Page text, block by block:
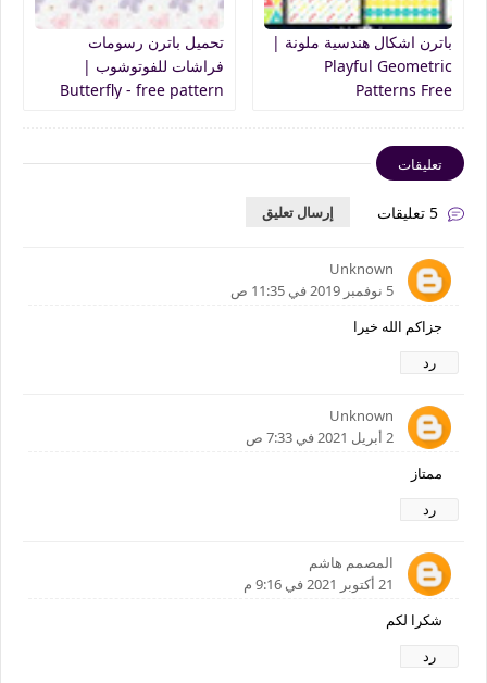
باترن اشكال هندسية ملونة |
Playful Geometric
Patterns Free
تحميل باترن رسومات
فراشات للفوتوشوب |
Butterfly - free pattern
تعليقات
إرسال تعليق
Unknown
5 نوفمبر 2019 في 11:35 ص
جزاكم الله خيرا
رد
Unknown
2 أبريل 2021 في 7:33 ص
ممتاز
رد
المصمم هاشم
21 أكتوبر 2021 في 9:16 م
شكرا لكم
رد